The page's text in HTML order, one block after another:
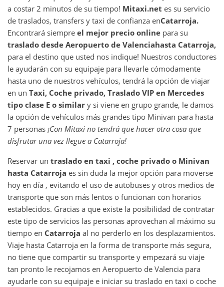
a costar 2 minutos de su tiempo! Mitaxi.net es su servicio
de traslados, transfers y taxi de confianza enCatarroja.
Encontrará siempre el mejor precio online para su
traslado desde Aeropuerto de Valenciahasta Catarroja,
para el destino que usted nos indique! Nuestros conductores
le ayudarán con su equipaje para llevarle cómodamente
hasta uno de nuestros vehículos, tendrá la opción de viajar
en un Taxi, Coche privado, Traslado VIP en Mercedes
tipo clase E o similar y si viene en grupo grande, le damos
la opción de vehículos más grandes tipo Minivan para hasta
7 personas ¡Con Mitaxi no tendrá que hacer otra cosa que
disfrutar una vez llegue a Catarroja!
Reservar un traslado en taxi , coche privado o Minivan
hasta Catarroja es sin duda la mejor opción para moverse
hoy en día , evitando el uso de autobuses y otros medios de
transporte que son más lentos o funcionan con horarios
establecidos. Gracias a que existe la posibilidad de contratar
este tipo de servicios las personas aprovechan al máximo su
tiempo en Catarroja al no perderlo en los desplazamientos.
Viaje hasta Catarroja en la forma de transporte más segura,
no tiene que compartir su transporte y empezará su viaje
tan pronto le recojamos en Aeropuerto de Valencia para
ayudarle con su equipaje e iniciar su traslado en taxi o coche